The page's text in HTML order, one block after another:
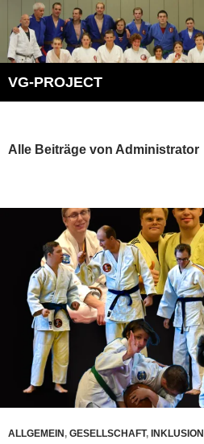
Inhalt
springen
VG-PROJECT
Alle Beiträge von Administrator
ALLGEMEIN, GESELLSCHAFT, INKLUSION